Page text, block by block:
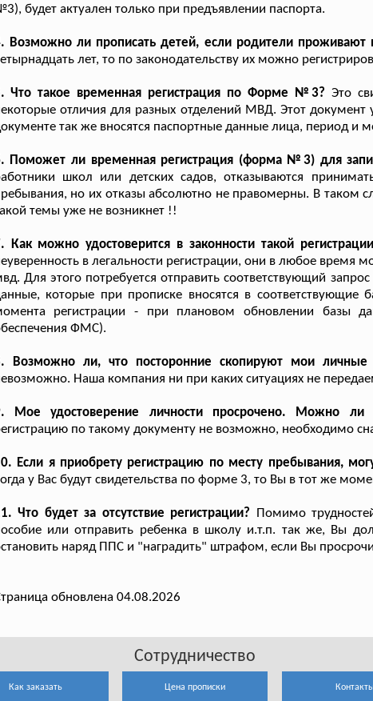
будет актуален только при предъявлении паспорта.
Возможно ли прописать детей, если родители проживают
лет, то по законодательству их можно
Что такое временная регистрация по Форме №3? Это
отличия для разных отделений МВД. Этот
так же вносятся паспортные данные лица, период и
Поможет ли временная регистрация (форма №3) для
школ или детских садов, отказываются
но их отказы абсолютно не правомерны. В таком
темы уже не возникнет !!
Как можно удостоверится в законности такой
в легальности регистрации, они в любое время
Для этого потребуется отправить соответствующий
которые при прописке вносятся в
регистрации - при плановом обновлении базы
ФМС).
Возможно ли, что посторонние скопируют мои
Наша компания ни при каких ситуациях не
Мое удостоверение личности просрочено. Можно ли
по такому документу не возможно, необходимо
Если я приобрету регистрацию по месту пребывания,
у Вас будут свидетельства по форме 3, то Вы в тот же
Что будет за отсутствие регистрации? Помимо
или отправить ребенка в школу и.т.п. так же, Вы
наряд ППС и "наградить" штрафом, если Вы
обновлена 04.08.2026
Сотрудничество
Как заказать Цена прописки Контакты